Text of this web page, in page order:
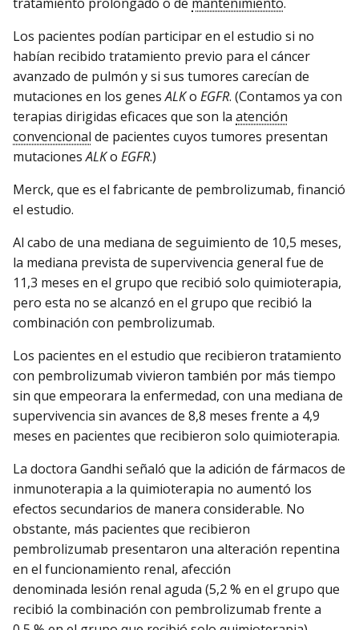
Los pacientes podían participar en el estudio si no
habían recibido tratamiento previo para el cáncer
avanzado de pulmón y si sus tumores carecían de
mutaciones en los genesALKo EGFR. (Contamos ya con
terapias dirigidas eficaces que son la atención
convencional de pacientes cuyos tumores presentan
mutacionesALKo EGFR.)
Merck, que es el fabricante de pembrolizumab, financió
el estudio.
Al cabo de una mediana de seguimiento de 10,5 meses,
la mediana prevista de supervivencia general fue de
11,3 meses en el grupo que recibió solo quimioterapia,
pero esta no se alcanzó en el grupo que recibió la
combinación con pembrolizumab.
Los pacientes en el estudio que recibieron tratamiento
con pembrolizumab vivieron también por más tiempo
sin que empeorara la enfermedad, con una mediana de
supervivencia sin avances de 8,8 meses frente a 4,9
meses en pacientes que recibieron solo quimioterapia.
La doctora Gandhi señaló que la adición de fármacos de
inmunoterapia a la quimioterapia no aumentó los
efectos secundarios de manera considerable. No
obstante, más pacientes que recibieron
pembrolizumab presentaron una alteración repentina
en el funcionamiento renal, afección
denominada lesión renal aguda (5,2 % en el grupo que
recibió la combinación con pembrolizumab frente a